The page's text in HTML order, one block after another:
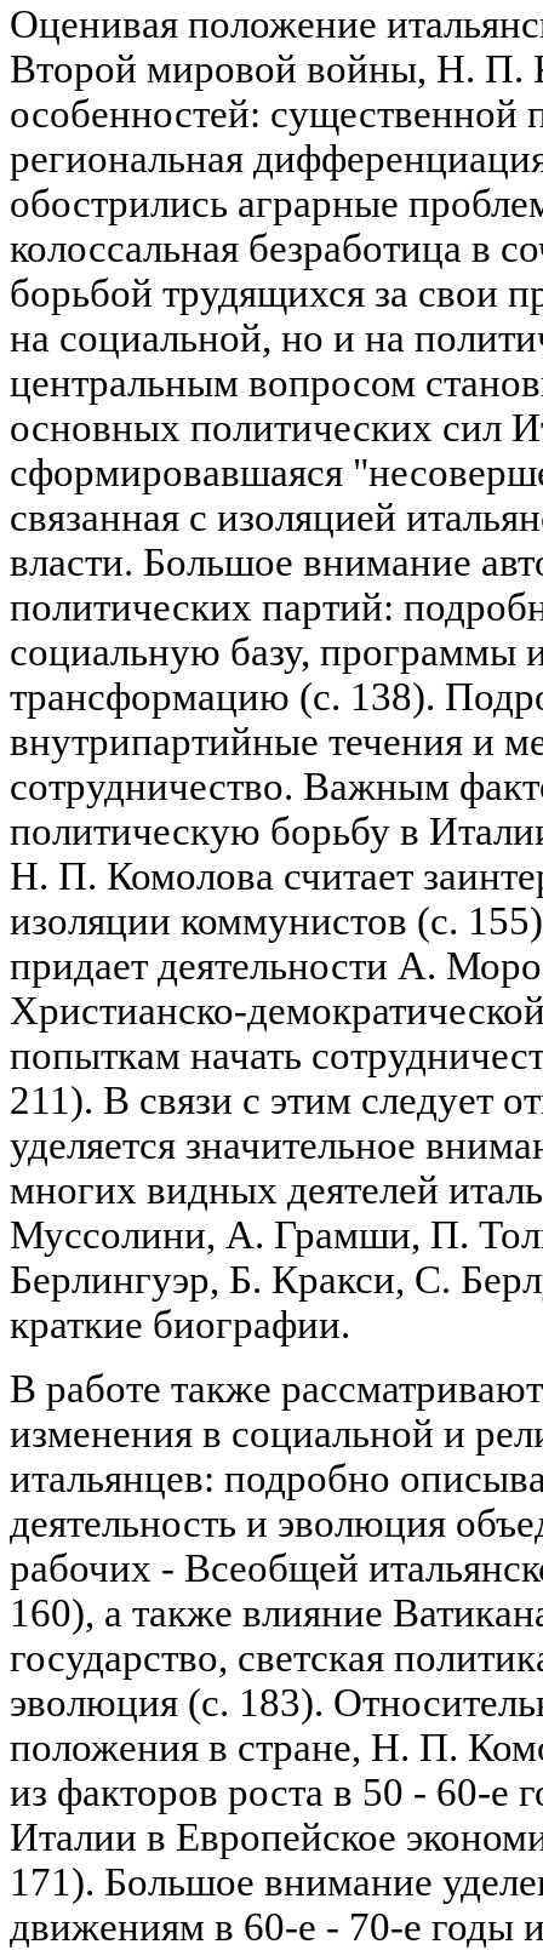
Оценивая положение
Второй мировой войны, Н. П.
особенностей: существенной
региональная
обострились аграрные
колоссальная безработица в
борьбой трудящихся за свои
на социальной, но и на
центральным вопросом
основных политических сил
сформировавшаяся
связанная с изоляцией
власти. Большое внимание
политических партий:
социальную базу, программы
трансформацию (с. 138).
внутрипартийные течения и
сотрудничество. Важным
политическую борьбу в
Н. П. Комолова считает
изоляции коммунистов (с.
придает деятельности А.
Христианско-
попыткам начать
211). В связи с этим следует
уделяется значительное
многих видных деятелей
Муссолини, А. Грамши, П.
Берлингуэр, Б. Кракси, С.
краткие биографии.
В работе также
изменения в социальной и
итальянцев: подробно
деятельность и эволюция
рабочих - Всеобщей
160), а также влияние
государство, светская
эволюция (с. 183).
положения в стране, Н. П.
из факторов роста в 50 - 60-е
Италии в Европейское
171). Большое внимание
движениям в 60-е - 70-е годы